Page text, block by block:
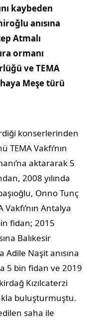
kaybeden
anısına
Atmalı
ormanı
ve TEMA
Meşe türü
konserlerinden
Vakfı’nın
aktararak 5
2008 yılında
Onno Tunç
Vakfı’nın Antalya
fidan; 2015
Balıkesir
Adile Naşit anısına
5 bin fidan ve 2019
Kızılcaterzi
buluşturmuştu.
saha ile